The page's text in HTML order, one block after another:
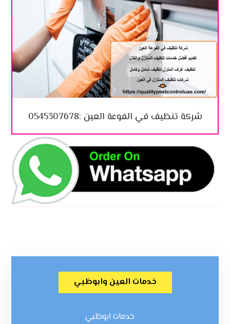
شركة تنظيف في الفوعة العين :0545307678
خدمات العين وابوظبي
خدمات ابوظبي